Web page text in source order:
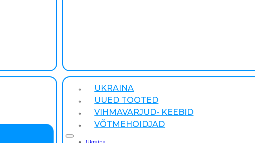
UKRAINA
UUED TOOTED
VIHMAVARJUD- KEEBID
VÕTMEHOIDJAD